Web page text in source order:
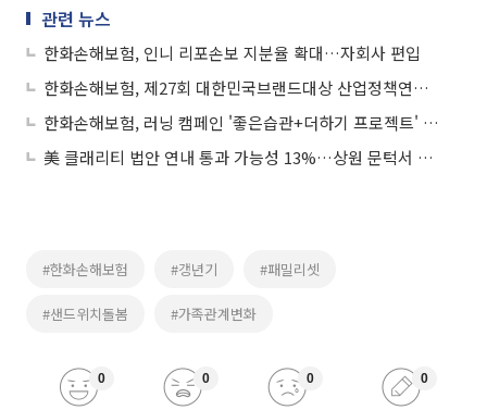
관련 뉴스
한화손해보험, 인니 리포손보 지분율 확대…자회사 편입
한화손해보험, 제27회 대한민국브랜드대상 산업정책연구원 이사장상 수상
한화손해보험, 러닝 캠페인 '좋은습관+더하기 프로젝트' 성료
美 클래리티 법안 연내 통과 가능성 13%…상원 문턱서 제동
#한화손해보험 #갱년기 #패밀리셋
#샌드위치돌봄 #가족관계변화
0 0 0 0